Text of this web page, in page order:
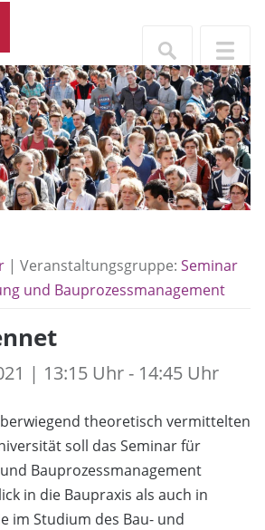
| Veranstaltungsgruppe: Seminar
und Bauprozessmanagement
| 13:15 Uhr - 14:45 Uhr
theoretisch vermittelten
soll das Seminar für
Bauprozessmanagement
in die Baupraxis als auch in
im Studium des Bau- und